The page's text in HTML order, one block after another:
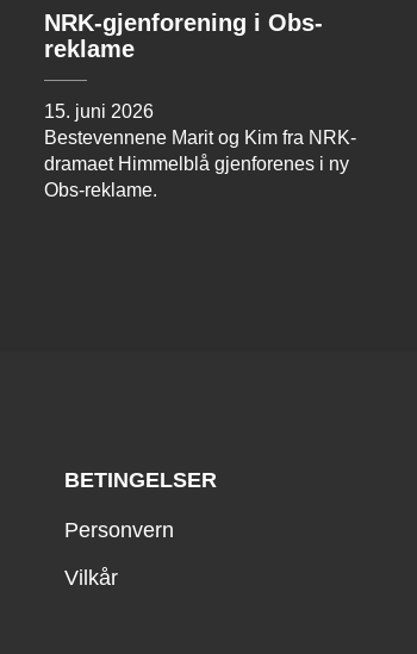
NRK-gjenforening i Obs-
reklame
15. juni 2026
Bestevennene Marit og Kim fra NRK-
dramaet Himmelblå gjenforenes i ny
Obs-reklame.
BETINGELSER
Personvern
Vilkår